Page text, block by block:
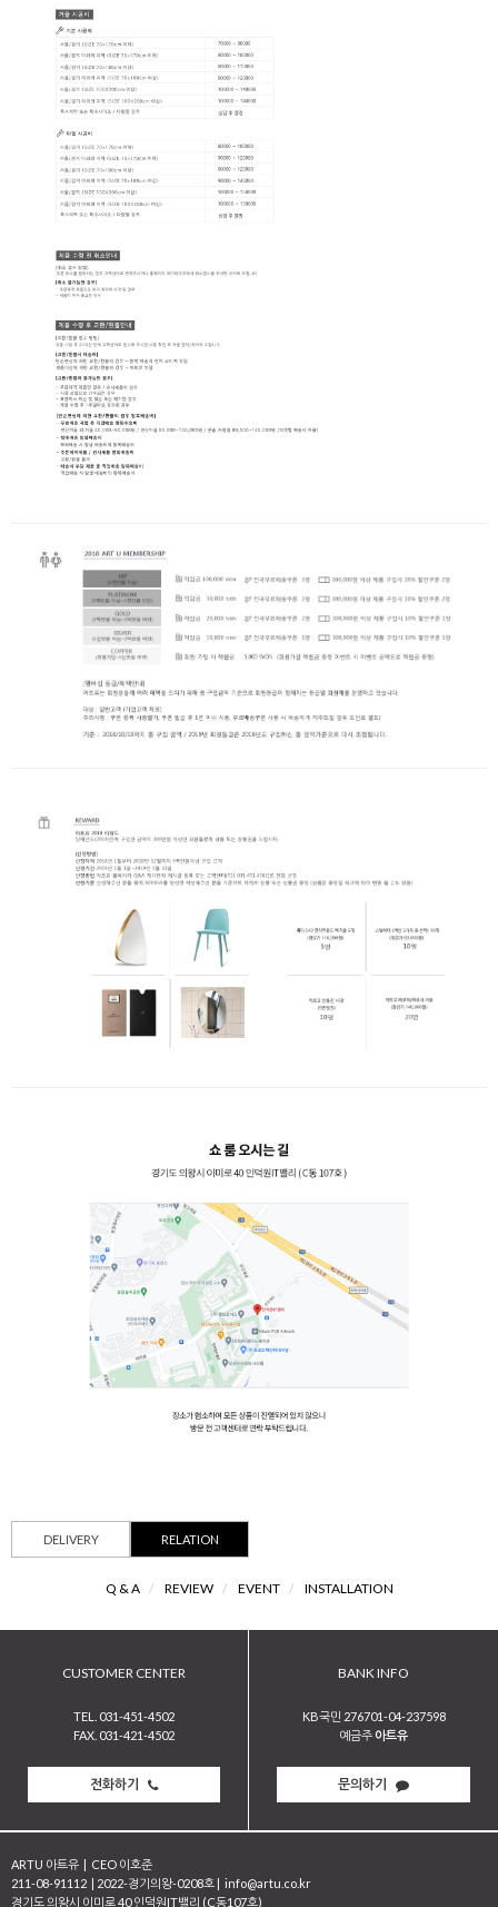
DELIVERY RELATION
Q & A / REVIEW / EVENT / INSTALLATION
CUSTOMER CENTER
TEL. 031-451-4502
FAX. 031-421-4502
전화하기
BANK INFO
KB국민 276701-04-237598
예금주 아트유
문의하기
ARTU 아트유
CEO 이호준
211-08-91112
2022-경기의왕-0208호
info@artu.co.kr
경기도 의왕시 이미로 40 인덕원IT밸리 (C동107호)